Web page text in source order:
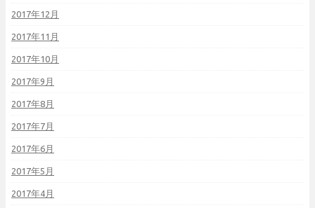
2017年12月
2017年11月
2017年10月
2017年9月
2017年8月
2017年7月
2017年6月
2017年5月
2017年4月